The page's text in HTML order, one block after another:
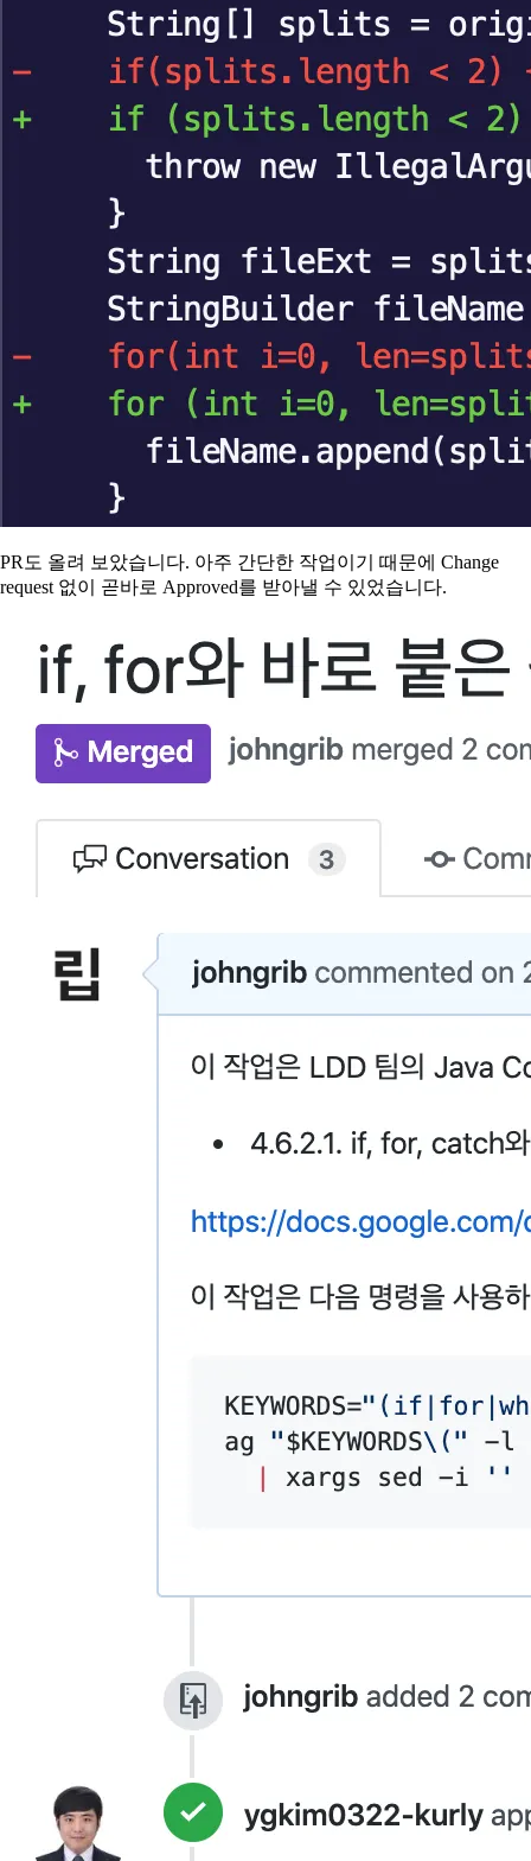
PR도 올려 보았습니다. 아주 간단한 작업이기 때문에 Change
request 없이 곧바로 Approved를 받아낼 수 있었습니다.